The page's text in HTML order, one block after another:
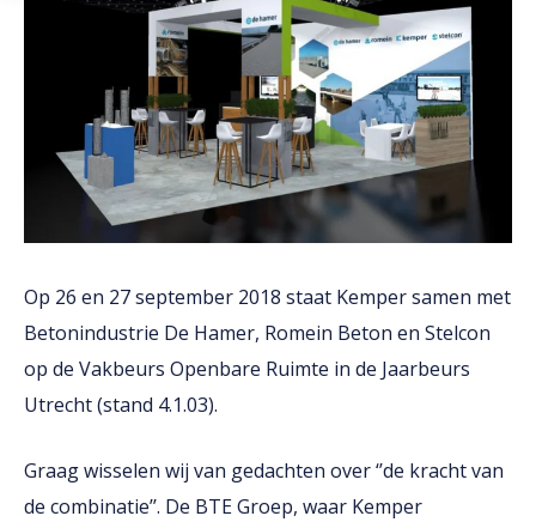
Op 26 en 27 september 2018 staat Kemper samen met
Betonindustrie De Hamer, Romein Beton en Stelcon
op de Vakbeurs Openbare Ruimte in de Jaarbeurs
Utrecht (stand 4.1.03).
Graag wisselen wij van gedachten over ‘’de kracht van
de combinatie’’. De BTE Groep, waar Kemper